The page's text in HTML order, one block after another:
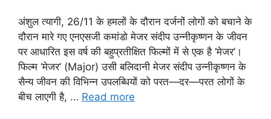
अंशुल त्यागी, 26/11 के हमलों के दौरान दर्जनों लोगों को बचाने के
दौरान मारे गए एनएसजी कमांडो मेजर संदीप उन्नीकृष्णन के जीवन
पर आधारित इस वर्ष की बहुप्रतीक्षित फिल्मों में से एक है ‘मेजर’।
फिल्म ‘मेजर’ (Major) उसी बलिदानी मेजर संदीप उन्नीकृष्णन के
सैन्य जीवन की विभिन्न उपलब्धियों को परत—दर—परत लोगों के
बीच लाएगी है, … Read more